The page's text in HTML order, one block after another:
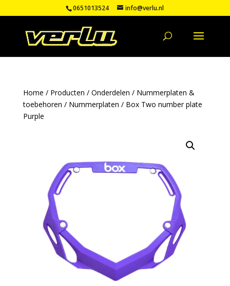
0651013524 info@verlu.nl
Home / Producten / Onderdelen / Nummerplaten &
toebehoren / Nummerplaten / Box Two number plate
Purple